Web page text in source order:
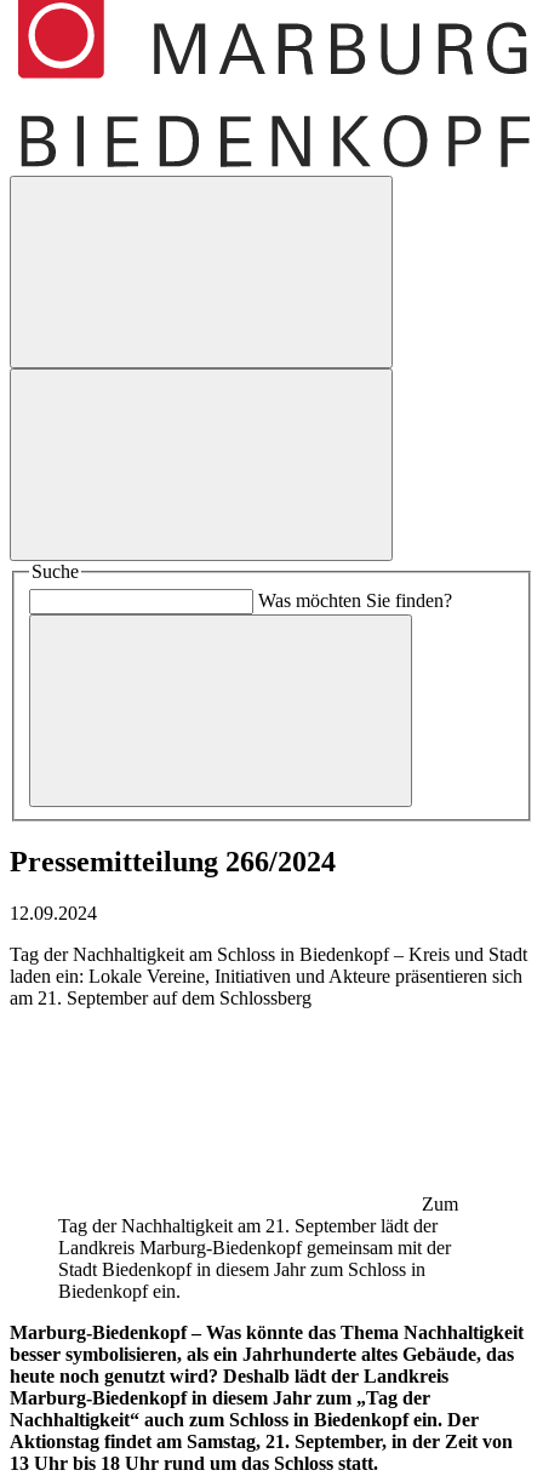
Suche
Was möchten Sie finden?
Pressemitteilung 266/2024
12.09.2024
Tag der Nachhaltigkeit am Schloss in Biedenkopf – Kreis und Stadt
laden ein: Lokale Vereine, Initiativen und Akteure präsentieren sich
am 21. September auf dem Schlossberg
Zum
Tag der Nachhaltigkeit am 21. September lädt der
Landkreis Marburg-Biedenkopf gemeinsam mit der
Stadt Biedenkopf in diesem Jahr zum Schloss in
Biedenkopf ein.
Marburg-Biedenkopf – Was könnte das Thema Nachhaltigkeit
besser symbolisieren, als ein Jahrhunderte altes Gebäude, das
heute noch genutzt wird? Deshalb lädt der Landkreis
Marburg-Biedenkopf in diesem Jahr zum „Tag der
Nachhaltigkeit“ auch zum Schloss in Biedenkopf ein. Der
Aktionstag findet am Samstag, 21. September, in der Zeit von
13 Uhr bis 18 Uhr rund um das Schloss statt.